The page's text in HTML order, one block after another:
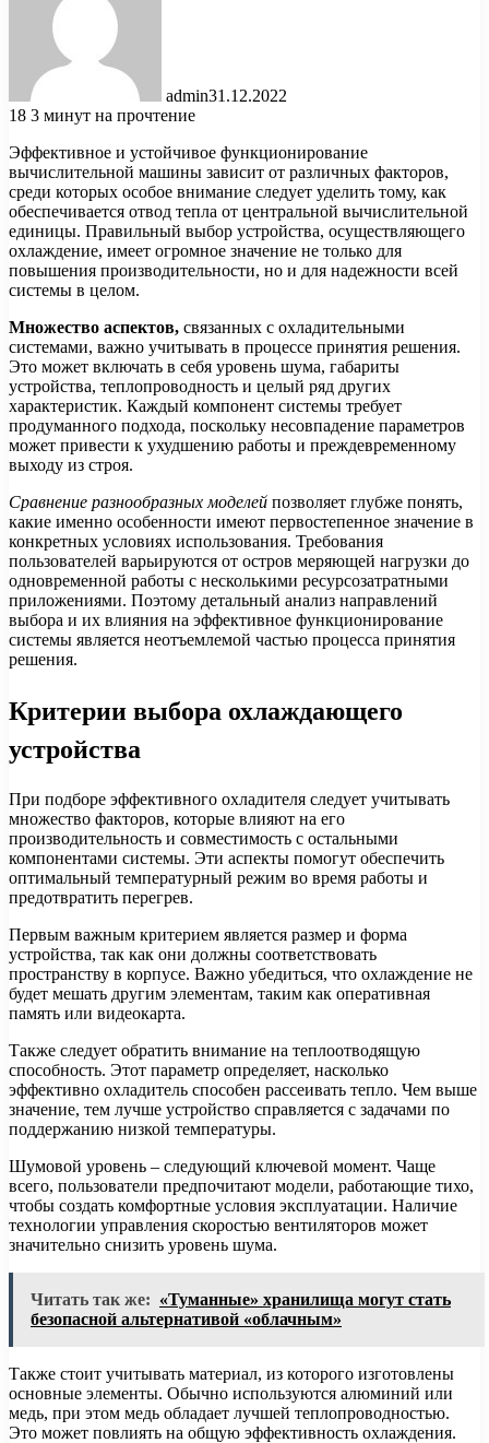
admin31.12.2022
18 3 минут на прочтение
Эффективное и устойчивое функционирование
вычислительной машины зависит от различных факторов,
среди которых особое внимание следует уделить тому, как
обеспечивается отвод тепла от центральной вычислительной
единицы. Правильный выбор устройства, осуществляющего
охлаждение, имеет огромное значение не только для
повышения производительности, но и для надежности всей
системы в целом.
Множество аспектов, связанных с охладительными
системами, важно учитывать в процессе принятия решения.
Это может включать в себя уровень шума, габариты
устройства, теплопроводность и целый ряд других
характеристик. Каждый компонент системы требует
продуманного подхода, поскольку несовпадение параметров
может привести к ухудшению работы и преждевременному
выходу из строя.
Сравнение разнообразных моделей позволяет глубже понять,
какие именно особенности имеют первостепенное значение в
конкретных условиях использования. Требования
пользователей варьируются от остров меряющей нагрузки до
одновременной работы с несколькими ресурсозатратными
приложениями. Поэтому детальный анализ направлений
выбора и их влияния на эффективное функционирование
системы является неотъемлемой частью процесса принятия
решения.
Критерии выбора охлаждающего
устройства
При подборе эффективного охладителя следует учитывать
множество факторов, которые влияют на его
производительность и совместимость с остальными
компонентами системы. Эти аспекты помогут обеспечить
оптимальный температурный режим во время работы и
предотвратить перегрев.
Первым важным критерием является размер и форма
устройства, так как они должны соответствовать
пространству в корпусе. Важно убедиться, что охлаждение не
будет мешать другим элементам, таким как оперативная
память или видеокарта.
Также следует обратить внимание на теплоотводящую
способность. Этот параметр определяет, насколько
эффективно охладитель способен рассеивать тепло. Чем выше
значение, тем лучше устройство справляется с задачами по
поддержанию низкой температуры.
Шумовой уровень – следующий ключевой момент. Чаще
всего, пользователи предпочитают модели, работающие тихо,
чтобы создать комфортные условия эксплуатации. Наличие
технологии управления скоростью вентиляторов может
значительно снизить уровень шума.
Читать так же: «Туманные» хранилища могут стать
безопасной альтернативой «облачным»
Также стоит учитывать материал, из которого изготовлены
основные элементы. Обычно используются алюминий или
медь, при этом медь обладает лучшей теплопроводностью.
Это может повлиять на общую эффективность охлаждения.